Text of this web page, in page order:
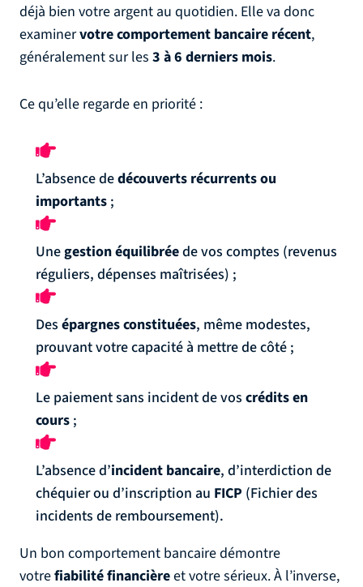
déjà bien votre argent au quotidien. Elle va donc
examinervotre comportement bancaire récent,
généralement sur les 3 à 6 derniers mois.
Ce qu’elle regarde en priorité :
L’absence dedécouverts récurrents ou
importants ;
Unegestion équilibréede vos comptes (revenus
réguliers, dépenses maîtrisées) ;
Des épargnes constituées, même modestes,
prouvant votre capacité à mettre de côté ;
Le paiement sans incident de vos crédits en
cours ;
L’absence d’incident bancaire, d’interdiction de
chéquier ou d’inscription au FICP (Fichier des
incidents de remboursement).
Un bon comportement bancaire démontre
votrefiabilité financièreet votre sérieux. À l’inverse,